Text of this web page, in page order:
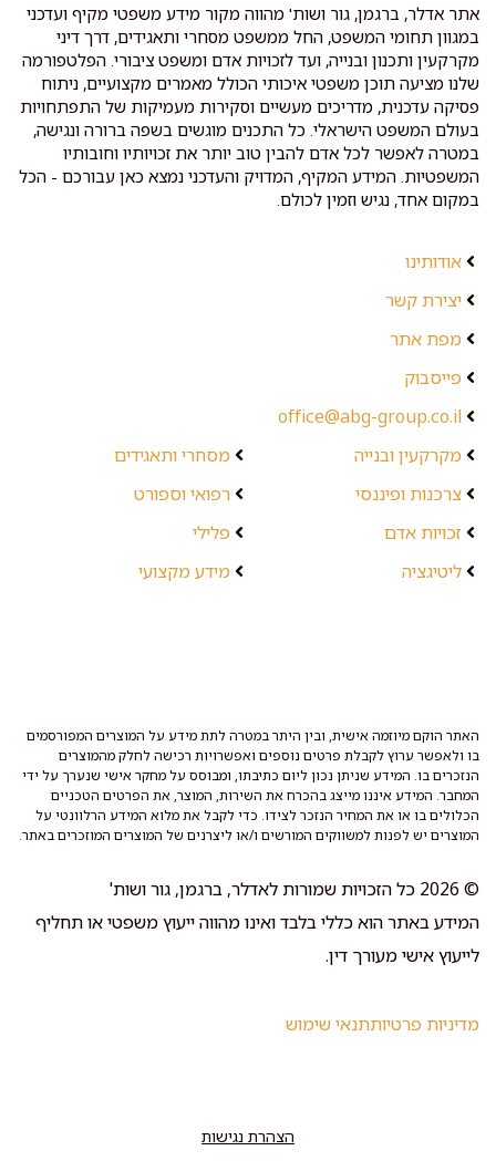
אתר אדלר, ברגמן, גור ושות' מהווה מקור מידע משפטי מקיף ועדכני
במגוון תחומי המשפט, החל ממשפט מסחרי ותאגידים, דרך דיני
מקרקעין ותכנון ובנייה, ועד לזכויות אדם ומשפט ציבורי. הפלטפורמה
שלנו מציעה תוכן משפטי איכותי הכולל מאמרים מקצועיים, ניתוח
פסיקה עדכנית, מדריכים מעשיים וסקירות מעמיקות של התפתחויות
בעולם המשפט הישראלי. כל התכנים מוגשים בשפה ברורה ונגישה,
במטרה לאפשר לכל אדם להבין טוב יותר את זכויותיו וחובותיו
המשפטיות. המידע המקיף, המדויק והעדכני נמצא כאן עבורכם - הכל
במקום אחד, נגיש וזמין לכולם.
אודותינו
יצירת קשר
מפת אתר
פייסבוק
office@abg-group.co.il
מקרקעין ובנייה
צרכנות ופיננסי
זכויות אדם
ליטיגציה
מסחרי ותאגידים
רפואי וספורט
פלילי
מידע מקצועי
האתר הוקם מיוזמה אישית, ובין היתר במטרה לתת מידע על המוצרים המפורסמים
בו ולאפשר ערוץ לקבלת פרטים נוספים ואפשרויות רכישה לחלק מהמוצרים
הנזכרים בו. המידע שניתן נכון ליום כתיבתו, ומבוסס על מחקר אישי שנערך על ידי
המחבר. המידע איננו מייצג בהכרח את השירות, המוצר, את הפרטים הטכניים
הכלולים בו או את המחיר הנזכר לצידו. כדי לקבל את מלוא המידע הרלוונטי על
המוצרים יש לפנות למשווקים המורשים ו/או ליצרנים של המוצרים המוזכרים באתר.
© 2026 כל הזכויות שמורות לאדלר, ברגמן, גור ושות'
המידע באתר הוא כללי בלבד ואינו מהווה ייעוץ משפטי או תחליף
לייעוץ אישי מעורך דין.
מדיניות פרטיותתנאי שימוש
הצהרת נגישות